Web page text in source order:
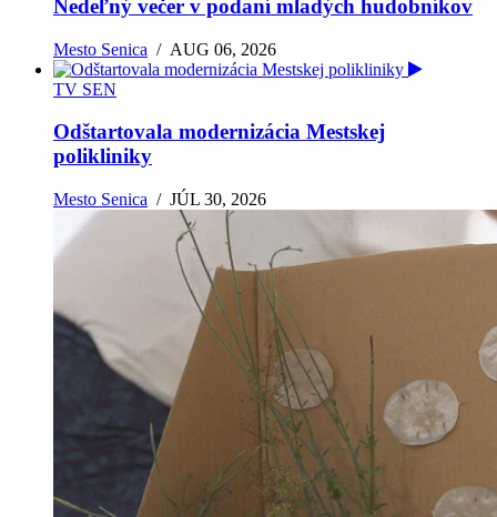
Nedeľný večer v podaní mladých hudobníkov
Mesto Senica /AUG 06, 2026
TV SEN
Odštartovala modernizácia Mestskej
polikliniky
Mesto Senica /JÚL 30, 2026